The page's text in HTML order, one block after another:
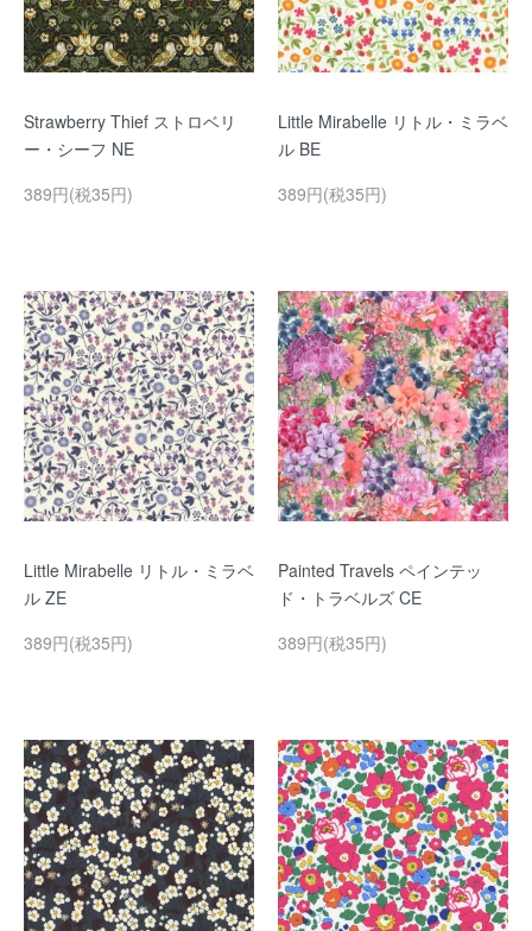
Strawberry Thief ストロベリ
ー・シーフ NE
389円(税35円)
Little Mirabelle リトル・ミラベ
ル BE
389円(税35円)
Little Mirabelle リトル・ミラベ
ル ZE
389円(税35円)
Painted Travels ペインテッ
ド・トラベルズ CE
389円(税35円)